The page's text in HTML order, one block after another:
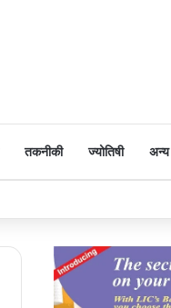
तकनीकी ज्योतिषी अन्य